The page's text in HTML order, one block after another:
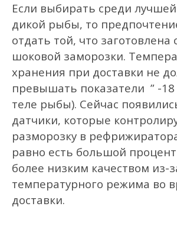
Если выбирать среди лучшей
дикой рыбы, то
отдать той, что
шоковой заморозки.
хранения при доставки не
превышать показатели ” -18
теле рыбы). Сейчас
датчики, которые
разморозку в
равно есть большой
более низким качеством из-
температурного режима во
доставки.